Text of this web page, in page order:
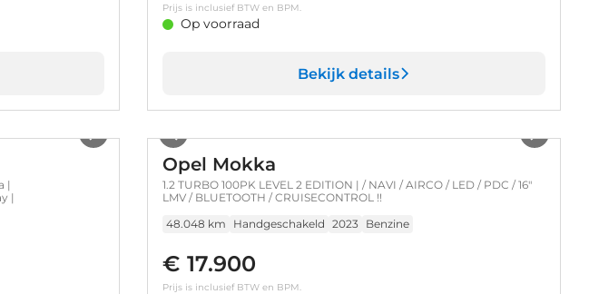
Prijs is inclusief BTW en BPM.
Op voorraad
Bekijk details
|
|
Opel Mokka
1.2 TURBO 100PK LEVEL 2 EDITION | / NAVI / AIRCO / LED / PDC / 16"
LMV / BLUETOOTH / CRUISECONTROL !!
48.048 km
Handgeschakeld 2023 Benzine
€ 17.900
Prijs is inclusief BTW en BPM.